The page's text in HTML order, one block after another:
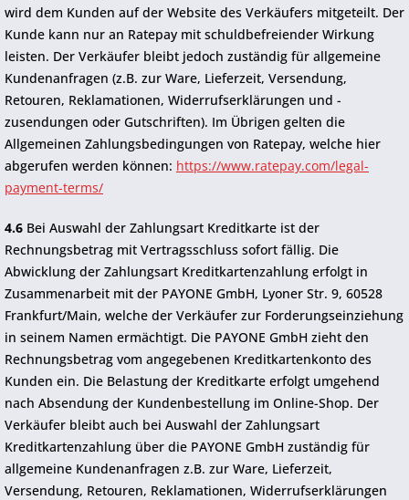
wird dem Kunden auf der Website des Verkäufers mitgeteilt. Der
Kunde kann nur an Ratepay mit schuldbefreiender Wirkung
leisten. Der Verkäufer bleibt jedoch zuständig für allgemeine
Kundenanfragen (z.B. zur Ware, Lieferzeit, Versendung,
Retouren, Reklamationen, Widerrufserklärungen und -
zusendungen oder Gutschriften). Im Übrigen gelten die
Allgemeinen Zahlungsbedingungen von Ratepay, welche hier
abgerufen werden können: https://www.ratepay.com/legal-
payment-terms/
4.6 Bei Auswahl der Zahlungsart Kreditkarte ist der
Rechnungsbetrag mit Vertragsschluss sofort fällig. Die
Abwicklung der Zahlungsart Kreditkartenzahlung erfolgt in
Zusammenarbeit mit der PAYONE GmbH, Lyoner Str. 9, 60528
Frankfurt/Main, welche der Verkäufer zur Forderungseinziehung
in seinem Namen ermächtigt. Die PAYONE GmbH zieht den
Rechnungsbetrag vom angegebenen Kreditkartenkonto des
Kunden ein. Die Belastung der Kreditkarte erfolgt umgehend
nach Absendung der Kundenbestellung im Online-Shop. Der
Verkäufer bleibt auch bei Auswahl der Zahlungsart
Kreditkartenzahlung über die PAYONE GmbH zuständig für
allgemeine Kundenanfragen z.B. zur Ware, Lieferzeit,
Versendung, Retouren, Reklamationen, Widerrufserklärungen